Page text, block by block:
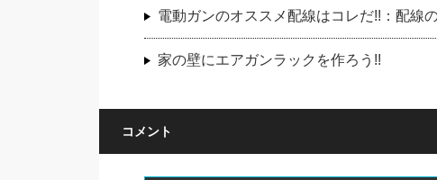
電動ガンのオススメ配線はコレだ!!：配線
家の壁にエアガンラックを作ろう!!
コメント